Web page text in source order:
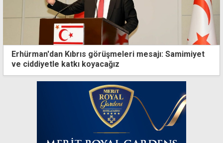
Erhürman'dan Kıbrıs görüşmeleri mesajı: Samimiyet
ve ciddiyetle katkı koyacağız